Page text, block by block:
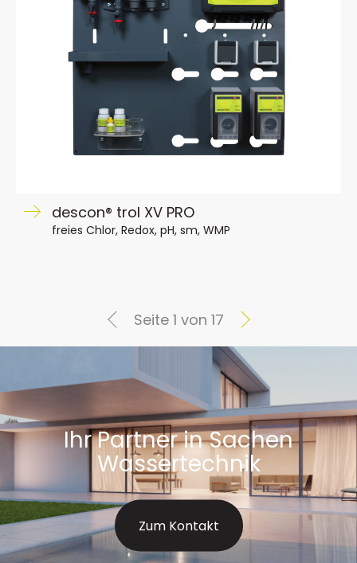
descon® trol XV PRO
freies Chlor, Redox, pH, sm, WMP
Seite 1 von 17
Ihr Partner in Sachen
Wassertechnik
Zum Kontakt